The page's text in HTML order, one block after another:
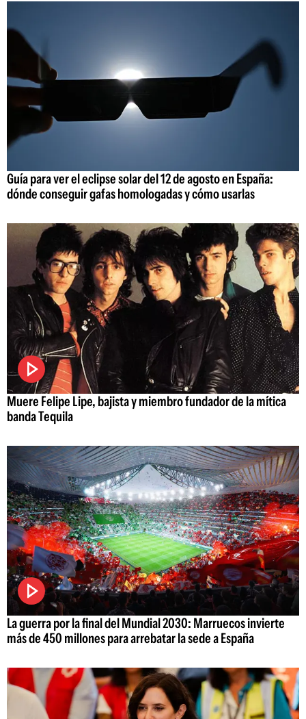
Guía para ver el eclipse solar del 12 de agosto en España:
dónde conseguir gafas homologadas y cómo usarlas
Muere Felipe Lipe, bajista y miembro fundador de la mítica
banda Tequila
La guerra por la final del Mundial 2030: Marruecos invierte
más de 450 millones para arrebatar la sede a España